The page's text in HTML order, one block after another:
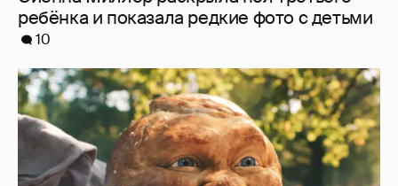
"Россия-24" обратилась в прокуратуру и СК
из-за угроз в адрес создателей "Колобка"